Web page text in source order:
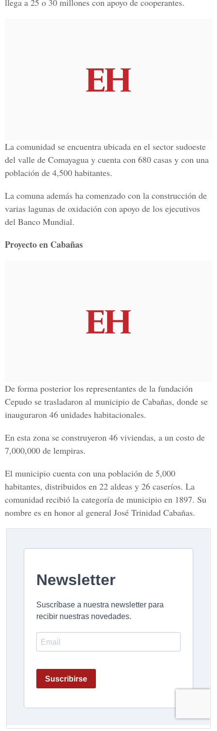
llega a 25 o 30 millones con apoyo de cooperantes.
La comunidad se encuentra ubicada en el sector sudoeste
del valle de Comayagua y cuenta con 680 casas y con una
población de 4,500 habitantes.
La comuna además ha comenzado con la construcción de
varias lagunas de oxidación con apoyo de los ejecutivos
del Banco Mundial.
Proyecto en Cabañas
De forma posterior los representantes de la fundación
Cepudo se trasladaron al municipio de Cabañas, donde se
inauguraron 46 unidades habitacionales.
En esta zona se construyeron 46 viviendas, a un costo de
7,000,000 de lempiras.
El municipio cuenta con una población de 5,000
habitantes, distribuidos en 22 aldeas y 26 caseríos. La
comunidad recibió la categoría de municipio en 1897. Su
nombre es en honor al general José Trinidad Cabañas.